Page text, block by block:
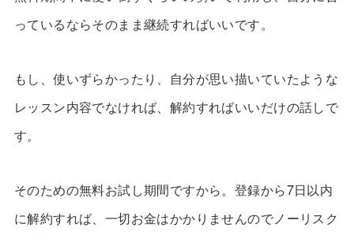
っているならそのまま継続すればいいです。
もし、使いずらかったり、自分が思い描いていたような
レッスン内容でなければ、解約すればいいだけの話しで
す。
そのための無料お試し期間ですから。登録から7日以内
に解約すれば、一切お金はかかりませんのでノーリスク